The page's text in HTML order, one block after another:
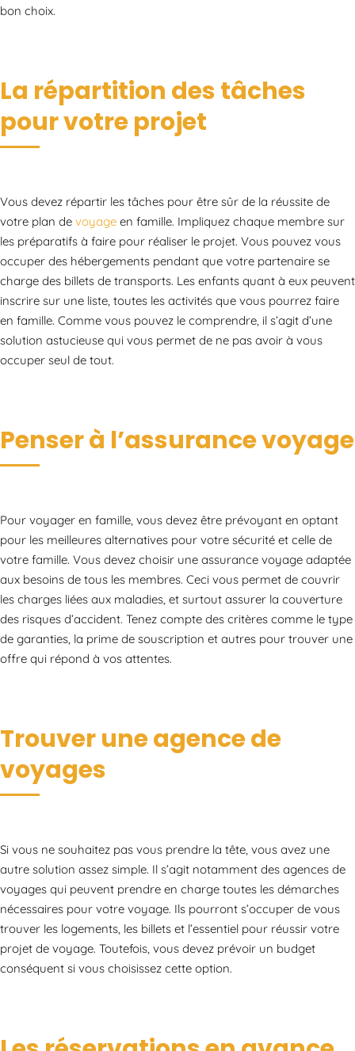
bon choix.
La répartition des tâches
pour votre projet
Vous devez répartir les tâches pour être sûr de la réussite de
votre plan de voyage en famille. Impliquez chaque membre sur
les préparatifs à faire pour réaliser le projet. Vous pouvez vous
occuper des hébergements pendant que votre partenaire se
charge des billets de transports. Les enfants quant à eux peuvent
inscrire sur une liste, toutes les activités que vous pourrez faire
en famille. Comme vous pouvez le comprendre, il s’agit d’une
solution astucieuse qui vous permet de ne pas avoir à vous
occuper seul de tout.
Penser à l’assurance voyage
Pour voyager en famille, vous devez être prévoyant en optant
pour les meilleures alternatives pour votre sécurité et celle de
votre famille. Vous devez choisir une assurance voyage adaptée
aux besoins de tous les membres. Ceci vous permet de couvrir
les charges liées aux maladies, et surtout assurer la couverture
des risques d’accident. Tenez compte des critères comme le type
de garanties, la prime de souscription et autres pour trouver une
offre qui répond à vos attentes.
Trouver une agence de
voyages
Si vous ne souhaitez pas vous prendre la tête, vous avez une
autre solution assez simple. Il s’agit notamment des agences de
voyages qui peuvent prendre en charge toutes les démarches
nécessaires pour votre voyage. Ils pourront s’occuper de vous
trouver les logements, les billets et l’essentiel pour réussir votre
projet de voyage. Toutefois, vous devez prévoir un budget
conséquent si vous choisissez cette option.